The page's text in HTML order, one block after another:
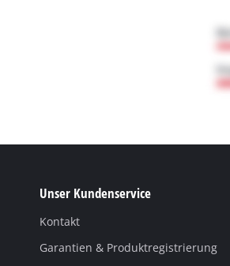
Unser Kundenservice
Kontakt
Garantien & Produktregistrierung